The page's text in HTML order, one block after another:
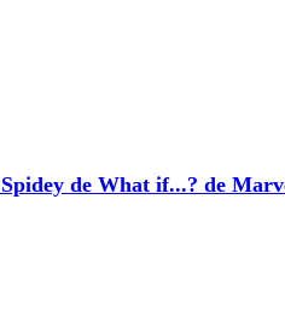
de What if...? de